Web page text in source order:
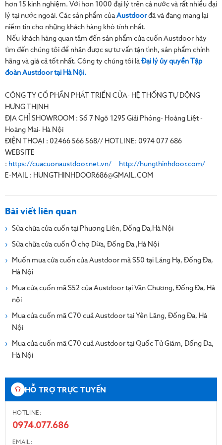
HỖ TRỢ TRỰC TUYẾN
HOTLINE:
0974.077.686
EMAIL:
hơn 15 kinh nghiệm. Với hơn 1000 đại lý trên cả nước và rất nhiều đại
lý tại nước ngoài. Các sản phẩm củaAustdoorđã và đang mang lại
niềm tin cho những khách hàng khó tính nhất.
Nếu khách hàng quan tâm đến sản phẩm cửa cuốn Austdoor hãy
tìm đến chúng tôi để nhận được sự tư vấn tận tình, sản phẩm chính
hãng và giá cả tốt nhất. Công ty chúng tôi là Đại lý ủy quyền Tập
đoàn Austdoor tại Hà Nội.
CÔNG TY CỔ PHẦN PHÁT TRIỂN CỬA- HỆ THỐNG TỰ ĐỘNG
HƯNG THỊNH
ĐỊA CHỈ SHOWROOM : Số 7 Ngõ 1295 Giải Phóng- Hoàng Liệt -
Hoàng Mai- Hà Nội
ĐIỆN THOẠI : 02466 566 568// HOTLINE: 0974 077 686
WEBSITE
: https://cuacuonaustdoor.net.vn/
http://hungthinhdoor.com/
E-MAIL : HUNGTHINHDOOR686@GMAIL.COM
Bài viết liên quan
Sửa chữa cửa cuốn tại Phương Liên, Đống Đa,Hà Nội
Sửa chữa cửa cuốn Ô chợ Dừa, Đống Đa ,Hà Nội
Muốn mua cửa cuốn của Austdoor mã S50 tại Láng Hạ, Đống Đa,
Hà Nội
Mua cửa cuốn mã S52 của Austdoor tại Văn Chương, Đống Đa, Hà
nội
Mua cửa cuốn mã C70 cuả Austdoor tại Yên Lãng, Đống Đa, Hà
Nội
Mua cửa cuốn mã C70 cuả Austdoor tại Quốc Tử Giám, Đống Đa,
Hà Nội